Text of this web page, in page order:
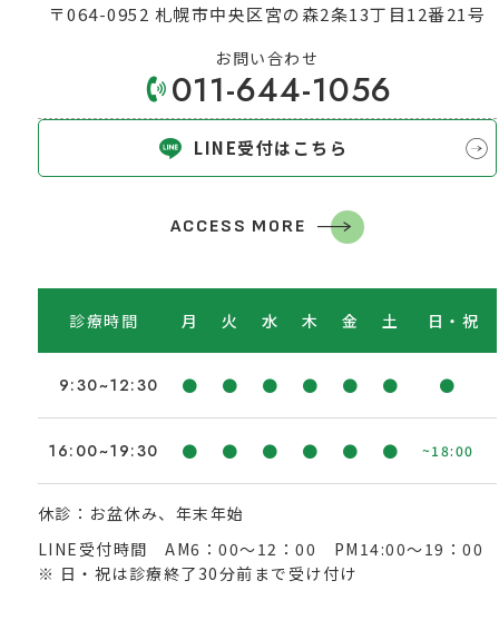
〒064-0952 札幌市中央区宮の森2条13丁目12番21号
お問い合わせ
011-644-1056
LINE受付はこちら
ACCESS MORE
診療時間 月 火 水 木 金 土 日・祝
9:30~12:30 ● ● ● ● ● ● ●
16:00~19:30 ● ● ● ● ● ● ~18:00
休診：お盆休み、年末年始
LINE受付時間 AM6：00～12：00 PM14:00～19：00
※ 日・祝は診療終了30分前まで受け付け